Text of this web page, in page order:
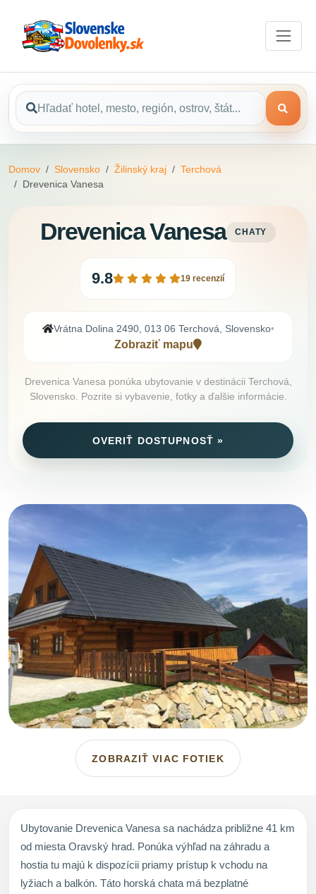
Domov Slovensko Žilinský kraj
Terchová
Drevenica Vanesa
Drevenica Vanesa CHATY
9.8 19 recenzií
Vrátna Dolina 2490, 013 06 Terchová, Slovensko•
Zobraziť mapu
Drevenica Vanesa ponúka ubytovanie v destinácii Terchová,
Slovensko. Pozrite si vybavenie, fotky a ďalšie informácie.
OVERIŤ DOSTUPNOSŤ »
ZOBRAZIŤ VIAC FOTIEK
Ubytovanie Drevenica Vanesa sa nachádza približne 41 km
od miesta Oravský hrad. Ponúka výhľad na záhradu a
hostia tu majú k dispozícii priamy prístup k vchodu na
lyžiach a balkón. Táto horská chata má bezplatné